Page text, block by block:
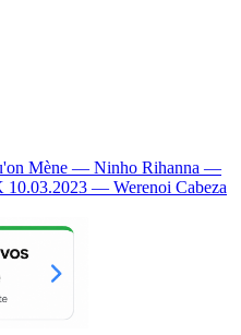
Mène — Ninho Rihanna —
10.03.2023 — Werenoi Cabeza